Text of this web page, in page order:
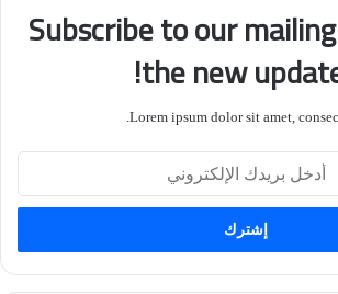
Subscribe to our
the new
Lorem ipsum dolor sit amet,